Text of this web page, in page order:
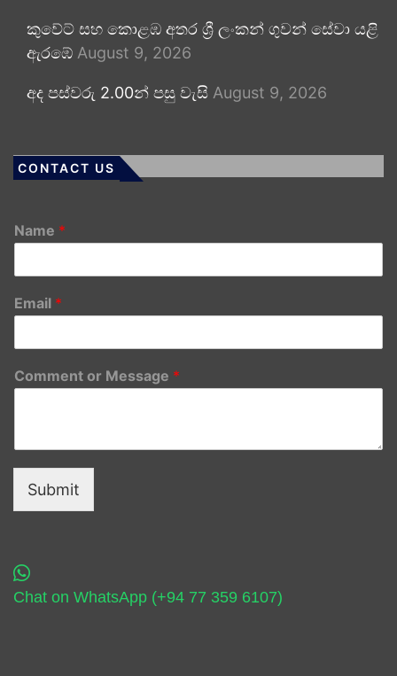
කුවේට් සහ කොළඹ අතර ශ්‍රී ලංකන් ගුවන් සේවා යළි
ඇරඹේ August 9, 2026
අද පස්වරු 2.00න් පසු වැසි August 9, 2026
CONTACT US
Name *
Email *
Comment or Message *
Submit
Chat on WhatsApp (+94 77 359 6107)